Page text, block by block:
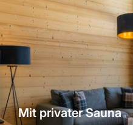
Mit privater Sauna